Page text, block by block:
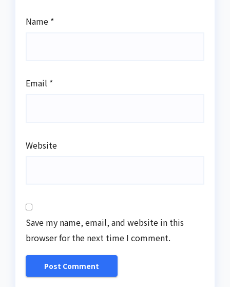
Name *
Email *
Website
Save my name, email, and website in this
browser for the next time I comment.